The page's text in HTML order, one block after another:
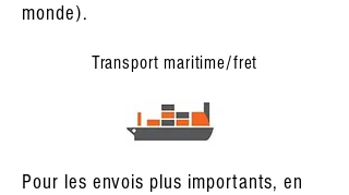
monde).
Transport maritime/fret
Pour les envois plus importants, en